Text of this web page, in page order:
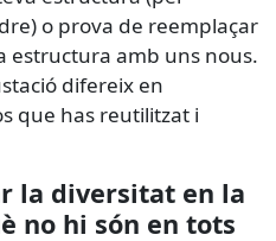
o prova de reemplaçar
estructura amb uns nous.
difereix en
que has reutilitzat i
la diversitat en la
no hi són en tots